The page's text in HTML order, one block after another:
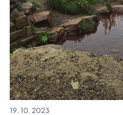
19. 10. 2023